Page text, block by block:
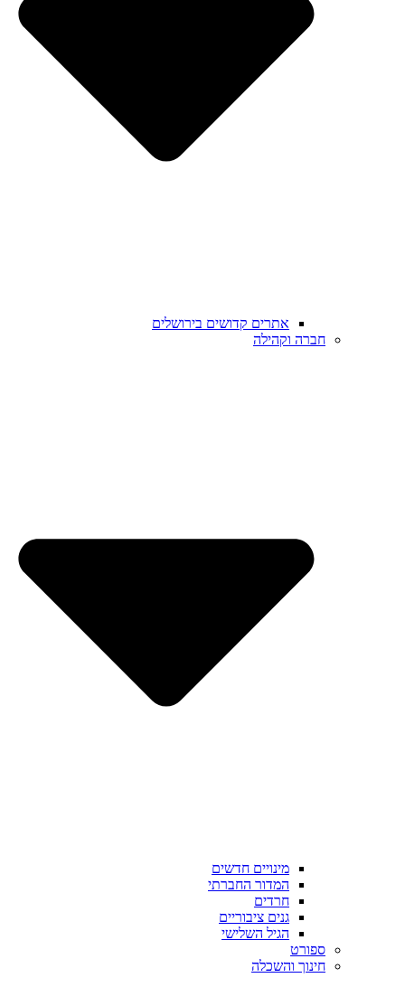
אתרים קדושים בירושלים
חברה וקהילה
מינויים חדשים
המדור החברתי
חרדים
גנים ציבוריים
הגיל השלישי
ספורט
חינוך והשכלה